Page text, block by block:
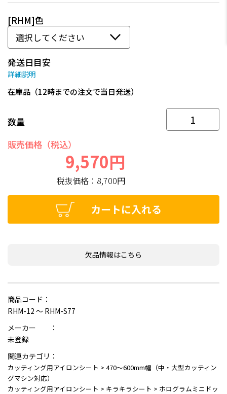
[RHM]色
発送日目安
詳細説明
在庫品（12時までの注文で当日発送）
数量
販売価格（税込）
9,570円
税抜価格： 8,700円
カートに入れる
欠品情報はこちら
商品コード：
RHM-12 ～ RHM-S77
メーカー ：
未登録
関連カテゴリ：
カッティング用アイロンシート > 470～600mm幅（中・大型カッティン
グマシン対応）
カッティング用アイロンシート > キラキラシート > ホログラムミニドッ